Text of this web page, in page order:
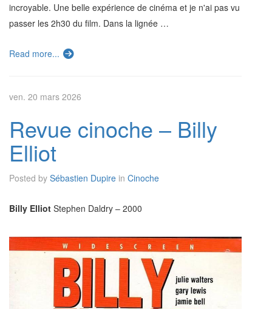
incroyable. Une belle expérience de cinéma et je n'ai pas vu
passer les 2h30 du film. Dans la lignée …
Read more...
ven. 20 mars 2026
Revue cinoche – Billy
Elliot
Posted by Sébastien Dupire in Cinoche
Billy Elliot Stephen Daldry – 2000